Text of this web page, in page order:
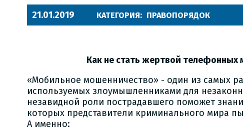
21.01.2019 КАТЕГОРИЯ: ПРАВОПОРЯДОК
Как не стать жертвой телефонных
«Мобильное мошенничество» - один из самых
используемых злоумышленниками для
незавидной роли пострадавшего поможет
которых представители криминального мира
А именно: